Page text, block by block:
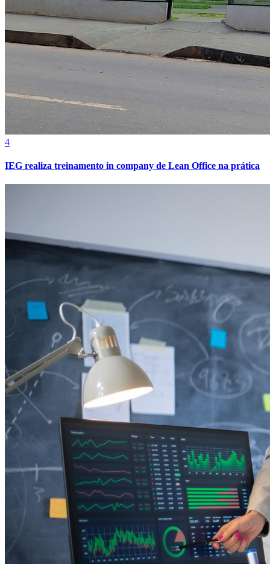
Fortaleza
4
IEG realiza treinamento in company de Lean Office na prática